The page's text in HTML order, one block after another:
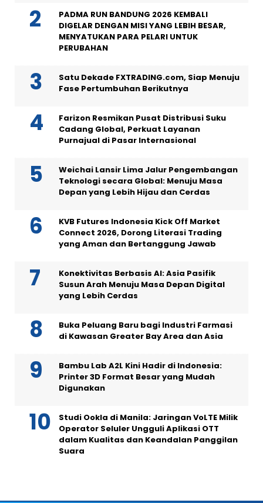
PADMA RUN BANDUNG 2026 KEMBALI
DIGELAR DENGAN MISI YANG LEBIH BESAR,
MENYATUKAN PARA PELARI UNTUK
PERUBAHAN
Satu Dekade FXTRADING.com, Siap Menuju
Fase Pertumbuhan Berikutnya
Farizon Resmikan Pusat Distribusi Suku
Cadang Global, Perkuat Layanan
Purnajual di Pasar Internasional
Weichai Lansir Lima Jalur Pengembangan
Teknologi secara Global: Menuju Masa
Depan yang Lebih Hijau dan Cerdas
KVB Futures Indonesia Kick Off Market
Connect 2026, Dorong Literasi Trading
yang Aman dan Bertanggung Jawab
Konektivitas Berbasis AI: Asia Pasifik
Susun Arah Menuju Masa Depan Digital
yang Lebih Cerdas
Buka Peluang Baru bagi Industri Farmasi
di Kawasan Greater Bay Area dan Asia
Bambu Lab A2L Kini Hadir di Indonesia:
Printer 3D Format Besar yang Mudah
Digunakan
Studi Ookla di Manila: Jaringan VoLTE Milik
Operator Seluler Ungguli Aplikasi OTT
dalam Kualitas dan Keandalan Panggilan
Suara